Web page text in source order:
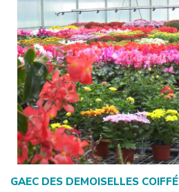
GAEC DES DEMOISELLES